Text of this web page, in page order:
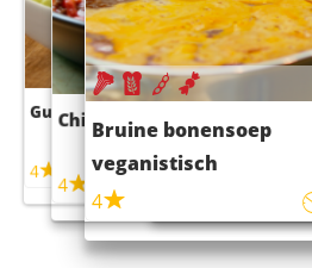
Guacamole
4
Chili con carne
4 45m
Bruine bonensoep
veganistisch
4
Sushi rijstsalade
maaltijdsalade
4